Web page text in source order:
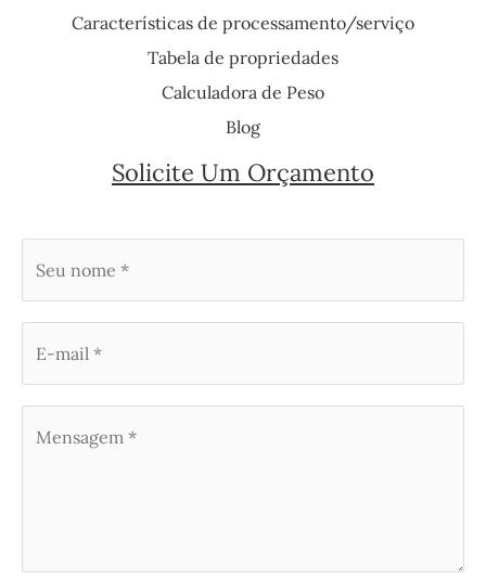
Características de processamento/serviço
Tabela de propriedades
Calculadora de Peso
Blog
Solicite Um Orçamento